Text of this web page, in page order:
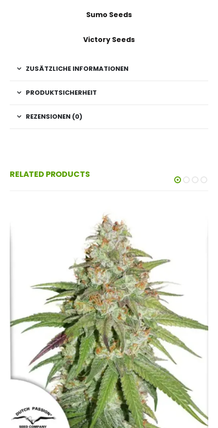
Sumo Seeds
Victory Seeds
ZUSÄTZLICHE INFORMATIONEN
PRODUKTSICHERHEIT
REZENSIONEN (0)
RELATED PRODUCTS